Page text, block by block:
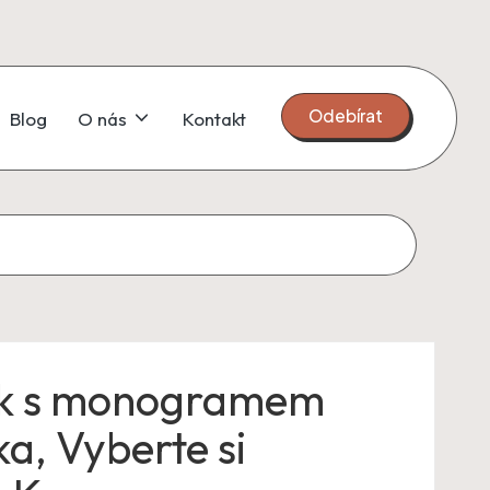
Blog O nás Kontakt Odebírat
s monogramem
Vyberte si